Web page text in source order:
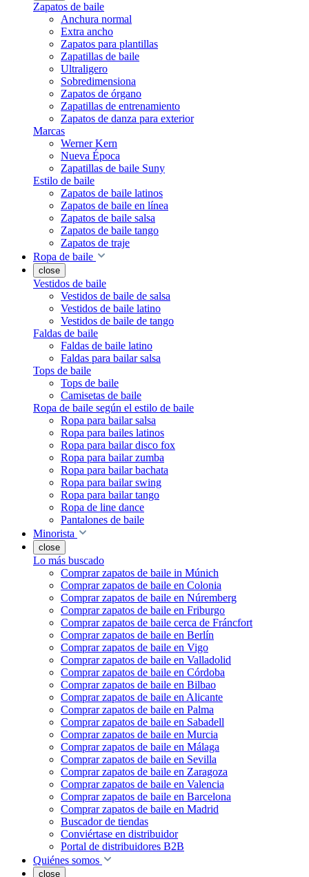
Zapatos de baile
Anchura normal
Extra ancho
Zapatos para plantillas
Zapatillas de baile
Ultraligero
Sobredimensiona
Zapatos de órgano
Zapatillas de entrenamiento
Zapatos de danza para exterior
Marcas
Werner Kern
Nueva Época
Zapatillas de baile Suny
Estilo de baile
Zapatos de baile latinos
Zapatos de baile en línea
Zapatos de baile salsa
Zapatos de baile tango
Zapatos de traje
Ropa de baile
close
Vestidos de baile
Vestidos de baile de salsa
Vestidos de baile latino
Vestidos de baile de tango
Faldas de baile
Faldas de baile latino
Faldas para bailar salsa
Tops de baile
Tops de baile
Camisetas de baile
Ropa de baile según el estilo de baile
Ropa para bailar salsa
Ropa para bailes latinos
Ropa para bailar disco fox
Ropa para bailar zumba
Ropa para bailar bachata
Ropa para bailar swing
Ropa para bailar tango
Ropa de line dance
Pantalones de baile
Minorista
close
Lo más buscado
Comprar zapatos de baile in Múnich
Comprar zapatos de baile en Colonia
Comprar zapatos de baile en Núremberg
Comprar zapatos de baile en Friburgo
Comprar zapatos de baile cerca de Fráncfort
Comprar zapatos de baile en Berlín
Comprar zapatos de baile en Vigo
Comprar zapatos de baile en Valladolid
Comprar zapatos de baile en Córdoba
Comprar zapatos de baile en Bilbao
Comprar zapatos de baile en Alicante
Comprar zapatos de baile en Palma
Comprar zapatos de baile en Sabadell
Comprar zapatos de baile en Murcia
Comprar zapatos de baile en Málaga
Comprar zapatos de baile en Sevilla
Comprar zapatos de baile en Zaragoza
Comprar zapatos de baile en Valencia
Comprar zapatos de baile en Barcelona
Comprar zapatos de baile en Madrid
Buscador de tiendas
Conviértase en distribuidor
Portal de distribuidores B2B
Quiénes somos
close